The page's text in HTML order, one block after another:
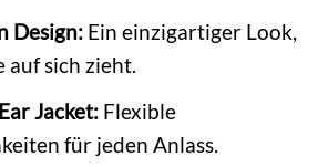
Design:Ein einzigartiger Look,
auf sich zieht.
Jacket:Flexible
für jeden Anlass.